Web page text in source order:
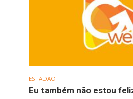
ESTADÃO
Eu também não estou